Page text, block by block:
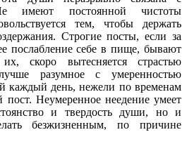
имеют постоянной чистоты
тем, чтобы держать
Строгие посты, если за
послабление себе в пище, бывают
вытесняется страстью
разумное с умеренностью
каждый день, нежели по временам
пост. Неумеренное неедение умеет
и твердость души, но и
безжизненным, по причине